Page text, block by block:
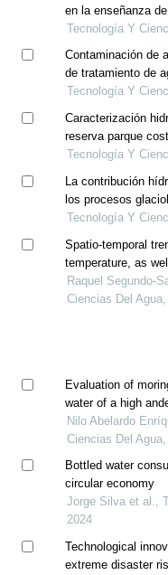
en la enseñanza
ingeniería civil en
Tecnología Y
Contaminación de
de tratamiento de
urbanos de itapúa,
Tecnología Y
Caracterización
reserva parque
Tecnología Y
La contribución
los procesos
cuenca. caso
Tecnología Y
Spatio-temporal
temperature, as
climate classes in
(1956-2015)
Raquel Segundo-
Ciencias Del
Evaluation of
water of a high
huancavelica, peru
Nilo Abelardo
Ciencias Del
Bottled water
circular economy
Jorge Silva et al.,
2024
Technological
extreme disaster